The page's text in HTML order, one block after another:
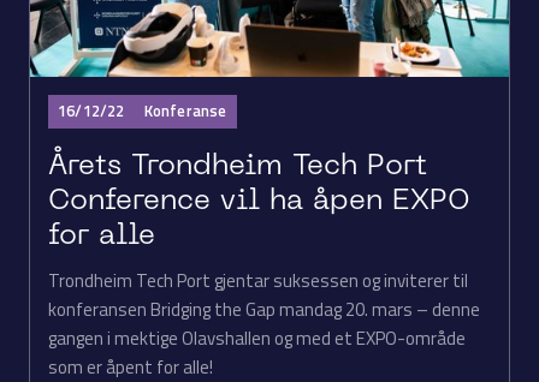
16/12/22 Konferanse
Årets Trondheim Tech Port
Conference vil ha åpen EXPO
for alle
Trondheim Tech Port gjentar suksessen og inviterer til
konferansen Bridging the Gap mandag 20. mars – denne
gangen i mektige Olavshallen og med et EXPO-område
som er åpent for alle!